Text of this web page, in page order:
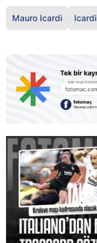
Mauro Icardi Icardi